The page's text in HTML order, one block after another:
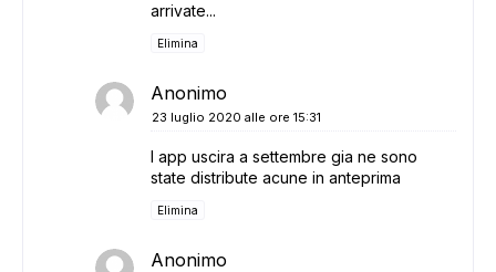
arrivate...
Elimina
Anonimo
23 luglio 2020 alle ore 15:31
l app uscira a settembre gia ne sono
state distribute acune in anteprima
Elimina
Anonimo